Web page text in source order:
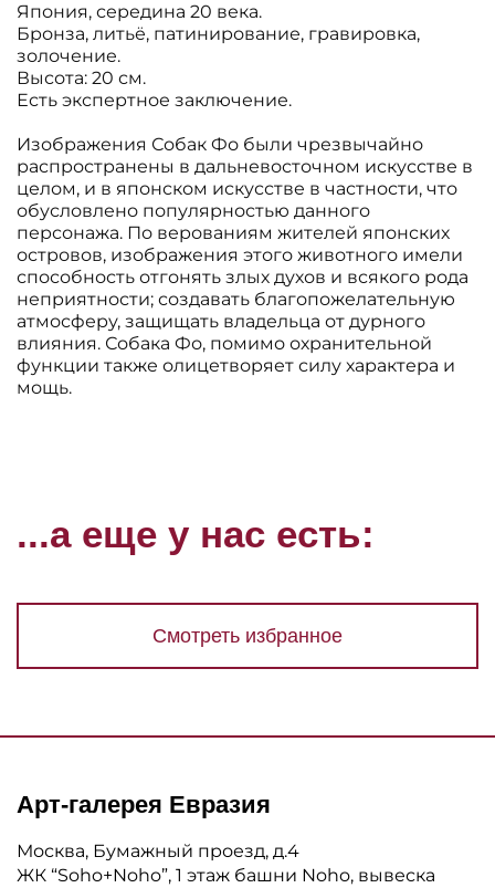
Япония, середина 20 века.
Бронза, литьё, патинирование, гравировка,
золочение.
Высота: 20 см.
Есть экспертное заключение.
Изображения Собак Фо были чрезвычайно
распространены в дальневосточном искусстве в
целом, и в японском искусстве в частности, что
обусловлено популярностью данного
персонажа. По верованиям жителей японских
островов, изображения этого животного имели
способность отгонять злых духов и всякого рода
неприятности; создавать благопожелательную
атмосферу, защищать владельца от дурного
влияния. Собака Фо, помимо охранительной
функции также олицетворяет силу характера и
мощь.
...а еще у нас есть:
Смотреть избранное
Арт-галерея Евразия
Москва, Бумажный проезд, д.4
ЖК “Soho+Noho”, 1 этаж башни Noho, вывеска